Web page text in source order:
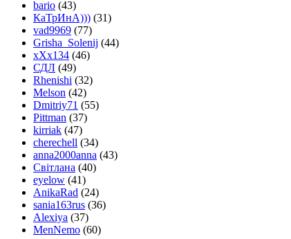
bario (43)
КаТрИнА))) (31)
vad9969 (77)
Grisha_Solenij (44)
xXx134 (46)
СДЛ (49)
Rhenishi (32)
Melson (42)
Dmitriy71 (55)
Pittman (37)
kirriak (47)
cherechell (34)
anna2000anna (43)
Світлана (40)
eyelow (41)
AnikaRad (24)
sania163rus (36)
Alexiya (37)
MenNemo (60)